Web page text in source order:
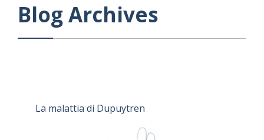
Blog Archives
La malattia di Dupuytren